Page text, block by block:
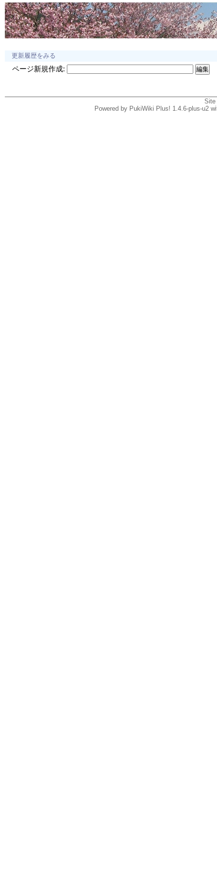
更新履歴をみる
ページ新規作成:
Powered by PukiWiki Plus! 1.4.6-plus-u2